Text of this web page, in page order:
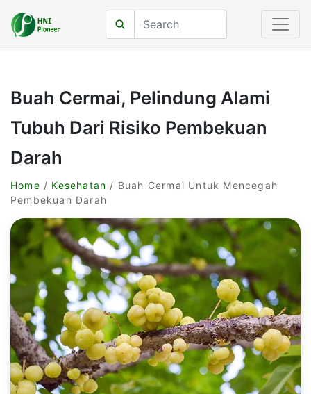
Buah Cermai, Pelindung Alami
Tubuh Dari Risiko Pembekuan
Darah
Home / Kesehatan / Buah Cermai Untuk Mencegah
Pembekuan Darah